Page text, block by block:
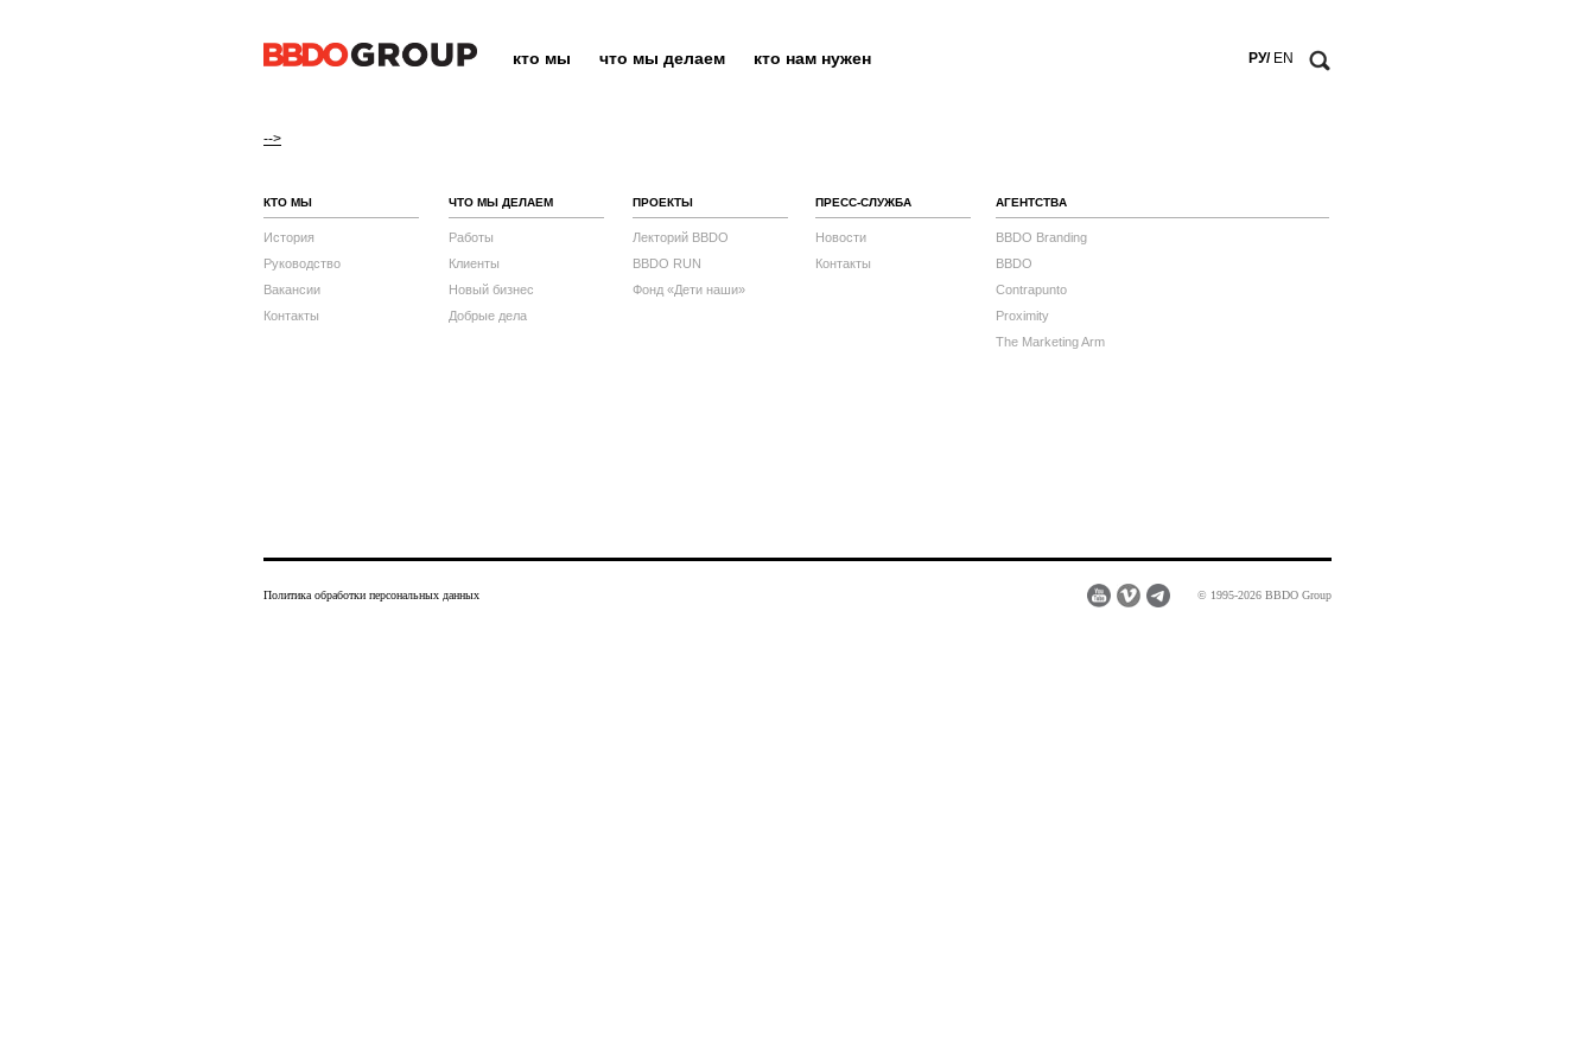
кто мы что мы делаем кто нам нужен РУ/ EN
-->
КТО МЫ
История
Руководство
Вакансии
Контакты
ЧТО МЫ ДЕЛАЕМ
Работы
Клиенты
Новый бизнес
Добрые дела
ПРОЕКТЫ
Лекторий BBDO
BBDO RUN
Фонд «Дети наши»
ПРЕСС-СЛУЖБА
Новости
Контакты
АГЕНТСТВА
BBDO Branding
BBDO
Contrapunto
Proximity
The Marketing Arm
© 1995-2026 BBDO Group
Политика обработки персональных данных